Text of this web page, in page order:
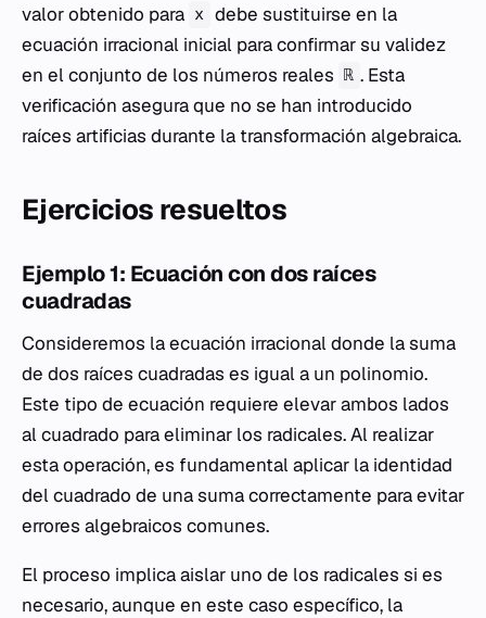
valor obtenido para x debe sustituirse en la
ecuación irracional inicial para confirmar su validez
en el conjunto de los números reales ℝ . Esta
verificación asegura que no se han introducido
raíces artificias durante la transformación algebraica.
Ejercicios resueltos
Ejemplo 1: Ecuación con dos raíces
cuadradas
Consideremos la ecuación irracional donde la suma
de dos raíces cuadradas es igual a un polinomio.
Este tipo de ecuación requiere elevar ambos lados
al cuadrado para eliminar los radicales. Al realizar
esta operación, es fundamental aplicar la identidad
del cuadrado de una suma correctamente para evitar
errores algebraicos comunes.
El proceso implica aislar uno de los radicales si es
necesario, aunque en este caso específico, la